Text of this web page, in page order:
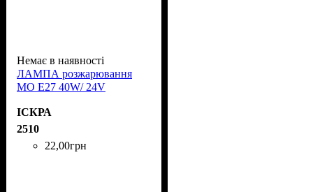
Немає в наявності
ЛАМПА розжарювання
МО Е27 40W/ 24V
ІСКРА
2510
22,00грн